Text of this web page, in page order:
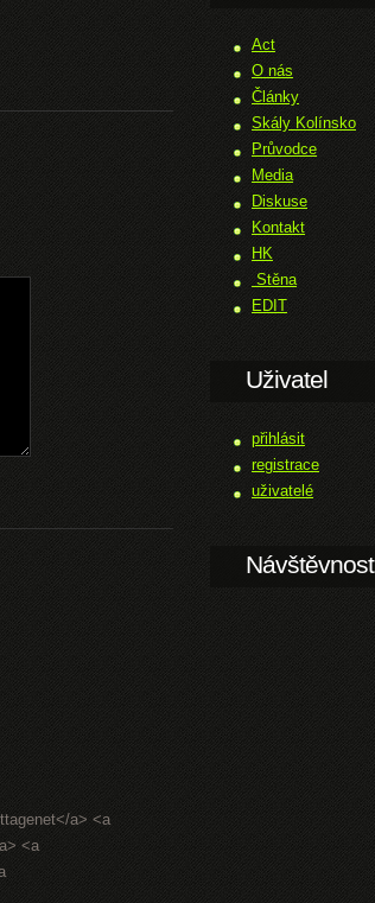
a> <a
<a
Act
O nás
Články
Skály Kolínsko
Průvodce
Media
Diskuse
Kontakt
HK
Stěna
EDIT
Uživatel
přihlásit
registrace
uživatelé
Návštěvnost